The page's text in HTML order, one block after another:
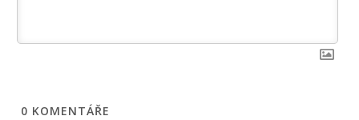
0 KOMENTÁŘE